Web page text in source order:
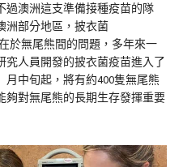
過澳洲這支準備接種疫苗的隊
洲部分地區，披衣菌
於無尾熊間的問題，多年來一
究人員開發的披衣菌疫苗進入了
月中旬起，將有約400隻無尾熊
夠對無尾熊的長期生存發揮重要